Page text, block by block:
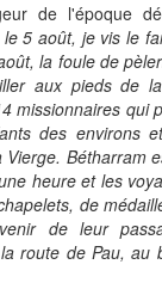
de l'époque
5 août, je vis le
la foule de
aux pieds de
missionnaires qui
des environs
Bétharram
heure et les
de
de leur
route de Pau, au